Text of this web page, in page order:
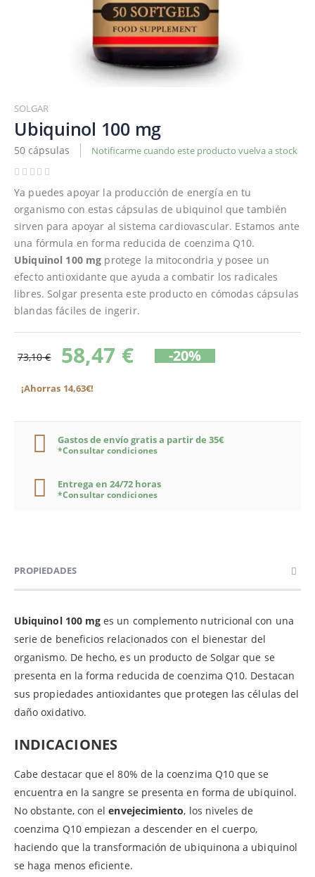
al
comienzo
de
la
galería
imágenes
SOLGAR
Ubiquinol 100 mg
50 cápsulas Notificarme cuando este producto vuelva a stock
Ya puedes apoyar la producción de energía en tu
organismo con estas cápsulas de ubiquinol que también
sirven para apoyar al sistema cardiovascular. Estamos ante
una fórmula en forma reducida de coenzima Q10.
Ubiquinol 100 mg protege la mitocondria y posee un
efecto antioxidante que ayuda a combatir los radicales
libres. Solgar presenta este producto en cómodas cápsulas
blandas fáciles de ingerir.
73,10 € 58,47 € -20%
¡Ahorras 14,63€!
Gastos de envío gratis a partir de 35€
*Consultar condiciones
Entrega en 24/72 horas
*Consultar condiciones
PROPIEDADES
Ubiquinol 100 mges un complemento nutricional con una
serie de beneficios relacionados con el bienestar del
organismo. De hecho, es un producto de Solgar que se
presenta en la forma reducida de coenzima Q10. Destacan
sus propiedades antioxidantes que protegen las células del
daño oxidativo.
INDICACIONES
Cabe destacar que el 80% de la coenzima Q10 que se
encuentra en la sangre se presenta en forma de ubiquinol.
No obstante, con elenvejecimiento, los niveles de
coenzima Q10 empiezan a descender en el cuerpo,
haciendo que la transformación de ubiquinona a ubiquinol
se haga menos eficiente.